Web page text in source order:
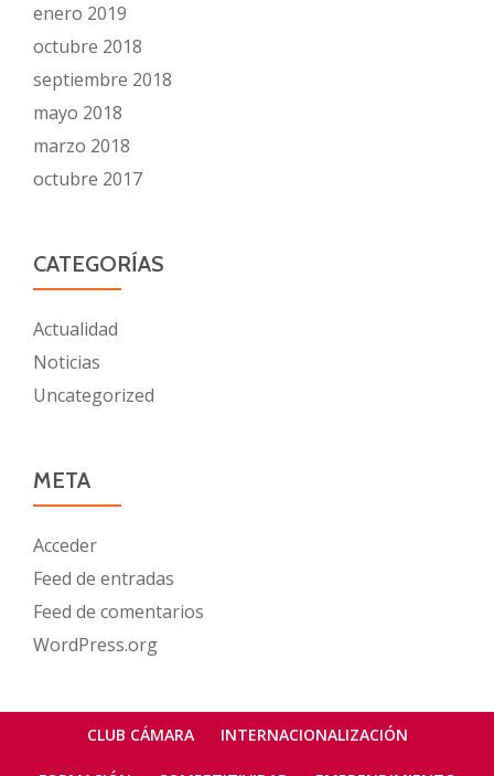
enero 2019
octubre 2018
septiembre 2018
mayo 2018
marzo 2018
octubre 2017
CATEGORÍAS
Actualidad
Noticias
Uncategorized
META
Acceder
Feed de entradas
Feed de comentarios
WordPress.org
MenúCLUB CÁMARA INTERNACIONALIZACIÓN